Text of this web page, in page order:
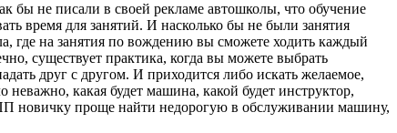
бы не писали в своей рекламе автошколы, что обучение
время для занятий. И насколько бы не были занятия
где на занятия по вождению вы сможете ходить каждый
существует практика, когда вы можете выбрать
друг с другом. И приходится либо искать желаемое,
какая будет машина, какой будет инструктор,
новичку проще найти недорогую в обслуживании машину,